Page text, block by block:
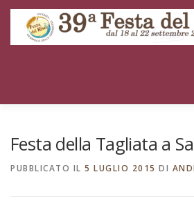
contenuto
Festa della Tagliata a
PUBBLICATO IL 5 LUGLIO 2015 DI